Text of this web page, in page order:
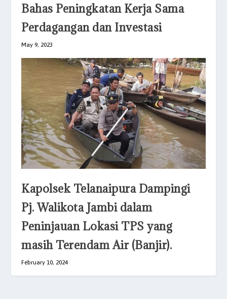
Bahas Peningkatan Kerja Sama
Perdagangan dan Investasi
May 9, 2023
Kapolsek Telanaipura Dampingi
Pj. Walikota Jambi dalam
Peninjauan Lokasi TPS yang
masih Terendam Air (Banjir).
February 10, 2024